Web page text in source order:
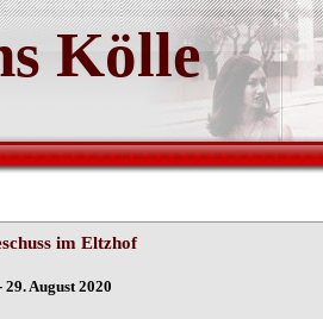
Kölle
im Eltzhof
- 29. August 2020